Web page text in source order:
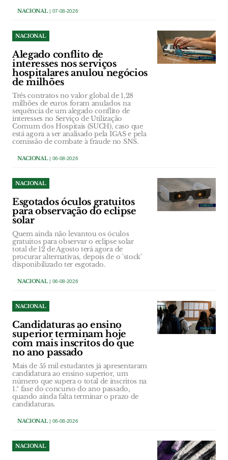
NACIONAL| 07-08-2026
NACIONAL
Alegado conflito de
interesses nos serviços
hospitalares anulou negócios
de milhões
Três contratos no valor global de 1,28
milhões de euros foram anulados na
sequência de um alegado conflito de
interesses no Serviço de Utilização
Comum dos Hospitais (SUCH), caso que
está agora a ser analisado pela IGAS e pela
comissão de combate à fraude no SNS.
NACIONAL| 06-08-2026
NACIONAL
Esgotados óculos gratuitos
para observação do eclipse
solar
Quem ainda não levantou os óculos
gratuitos para observar o eclipse solar
total de 12 de Agosto terá agora de
procurar alternativas, depois de o 'stock'
disponibilizado ter esgotado.
NACIONAL| 06-08-2026
NACIONAL
Candidaturas ao ensino
superior terminam hoje
com mais inscritos do que
no ano passado
Mais de 55 mil estudantes já apresentaram
candidatura ao ensino superior, um
número que supera o total de inscritos na
1.ª fase do concurso do ano passado,
quando ainda falta terminar o prazo de
candidaturas.
NACIONAL| 06-08-2026
NACIONAL